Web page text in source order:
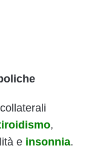
,
e insonnia.